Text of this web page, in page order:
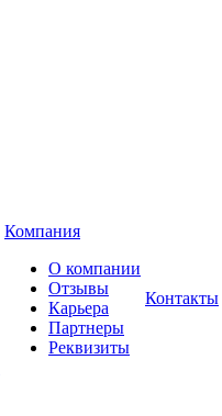
Компания
О компании
Отзывы
Карьера
Партнеры
Реквизиты
Контакты